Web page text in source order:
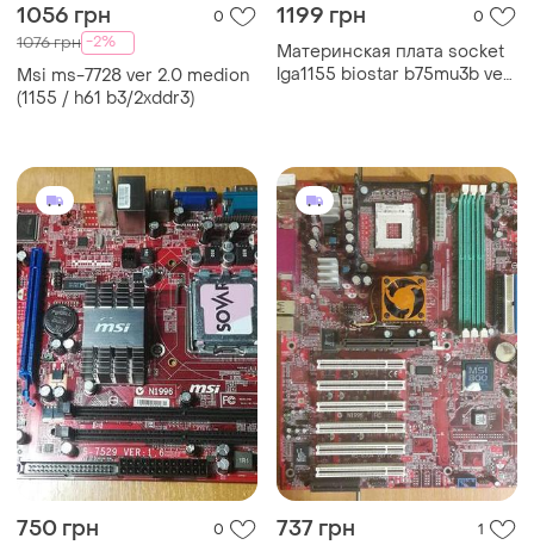
1056 грн 0
1076 грн -2%
Msi ms-7728 ver 2.0 medion
(1155 / h61 b3/2xddr3)
1199 грн 0
Материнская плата socket
lga1155 biostar b75mu3b ver.
750 грн 0 737 грн 1